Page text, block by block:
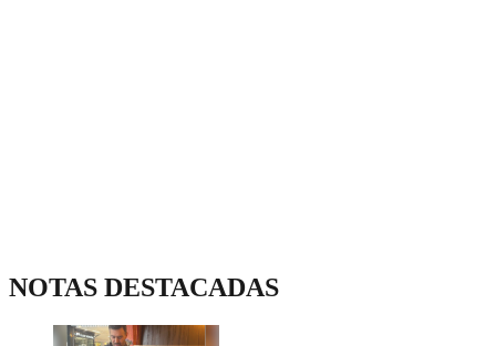
NOTAS DESTACADAS